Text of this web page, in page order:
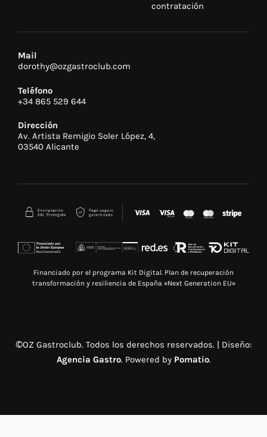
contratación
Mail
dorothy@ozgastroclub.com
Teléfono
+34 865 529 644
Dirección
Av. Artista Remigio Soler López, 4,
03540 Alicante
Financiado por el programa Kit Digital. Plan de recuperación
transformación y resiliencia de España «Next Generation EU»
©OZ Gastroclub. Todos los derechos reservados. | Diseño:
Agencia Gastro. Powered by Pomatio.